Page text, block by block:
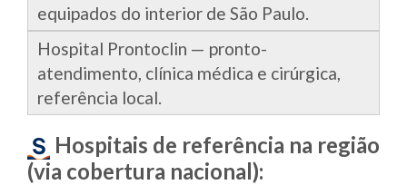
equipados do interior de São Paulo.
Hospital Prontoclin — pronto-
atendimento, clínica médica e cirúrgica,
referência local.
Hospitais de referência na região
(via cobertura nacional):